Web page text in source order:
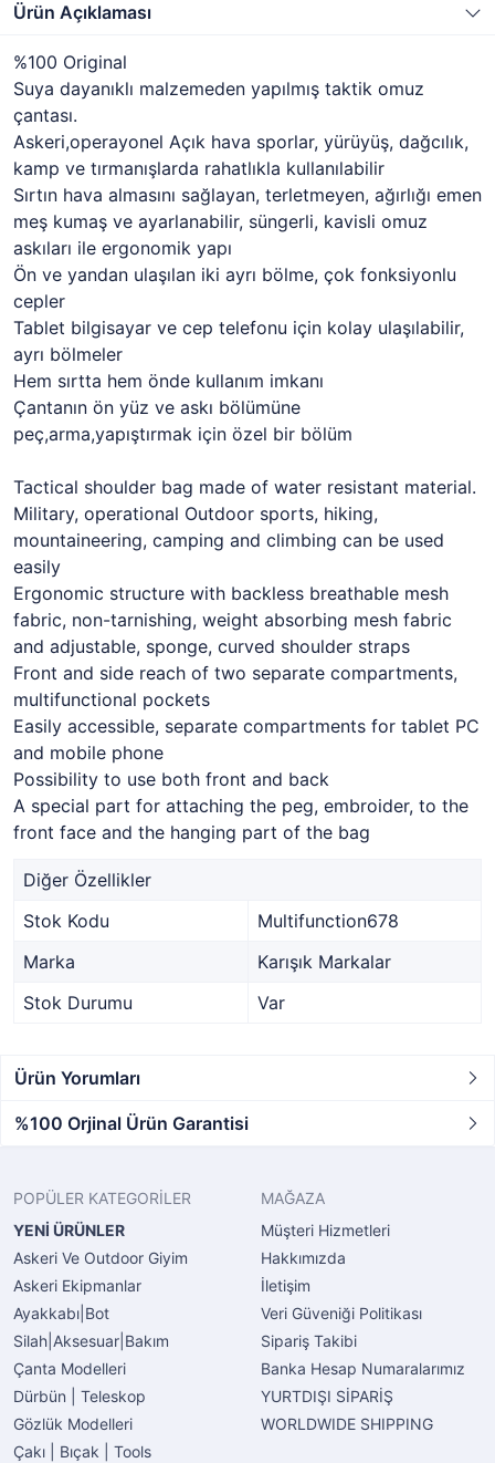
Ürün Açıklaması
%100 Original
Suya dayanıklı malzemeden yapılmış taktik omuz
çantası.
Askeri,operayonel Açık hava sporlar, yürüyüş, dağcılık,
kamp ve tırmanışlarda rahatlıkla kullanılabilir
Sırtın hava almasını sağlayan, terletmeyen, ağırlığı emen
meş kumaş ve ayarlanabilir, süngerli, kavisli omuz
askıları ile ergonomik yapı
Ön ve yandan ulaşılan iki ayrı bölme, çok fonksiyonlu
cepler
Tablet bilgisayar ve cep telefonu için kolay ulaşılabilir,
ayrı bölmeler
Hem sırtta hem önde kullanım imkanı
Çantanın ön yüz ve askı bölümüne
peç,arma,yapıştırmak için özel bir bölüm
Tactical shoulder bag made of water resistant material.
Military, operational Outdoor sports, hiking,
mountaineering, camping and climbing can be used
easily
Ergonomic structure with backless breathable mesh
fabric, non-tarnishing, weight absorbing mesh fabric
and adjustable, sponge, curved shoulder straps
Front and side reach of two separate compartments,
multifunctional pockets
Easily accessible, separate compartments for tablet PC
and mobile phone
Possibility to use both front and back
A special part for attaching the peg, embroider, to the
front face and the hanging part of the bag
Diğer Özellikler
Stok Kodu
Multifunction678
Marka
Karışık Markalar
Stok Durumu
Var
Ürün Yorumları
%100 Orjinal Ürün Garantisi
POPÜLER KATEGORİLER
YENİ ÜRÜNLER
Askeri Ve Outdoor Giyim
Askeri Ekipmanlar
Ayakkabı|Bot
Silah|Aksesuar|Bakım
Çanta Modelleri
Dürbün | Teleskop
Gözlük Modelleri
Çakı | Bıçak | Tools
MAĞAZA
Müşteri Hizmetleri
Hakkımızda
İletişim
Veri Güveniği Politikası
Sipariş Takibi
Banka Hesap Numaralarımız
YURTDIŞI SİPARİŞ
WORLDWIDE SHIPPING